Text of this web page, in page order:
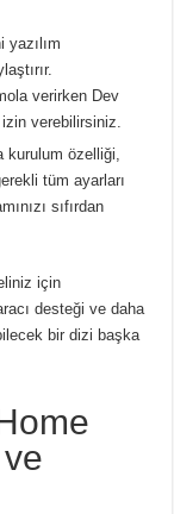
yazılım
verirken Dev
verebilirsiniz.
kurulum özelliği,
tüm ayarları
sıfırdan
için
desteği ve daha
bir dizi başka